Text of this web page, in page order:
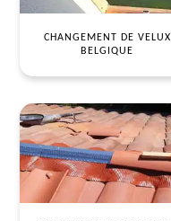
CHANGEMENT DE VELUX
BELGIQUE